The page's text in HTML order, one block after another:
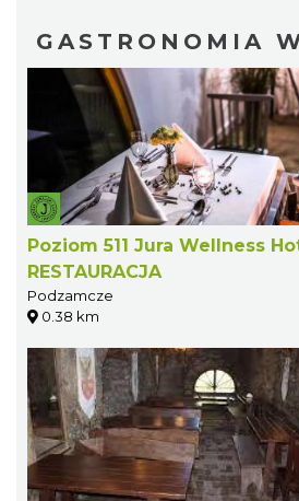
GASTRONOMIA
Poziom 511 Jura Wellness
RESTAURACJA
Podzamcze
0.38 km